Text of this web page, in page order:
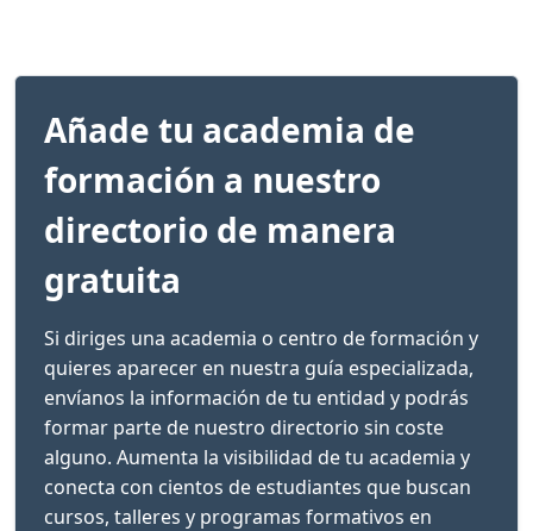
Añade tu academia de
formación a nuestro
directorio de manera
gratuita
Si diriges una academia o centro de formación y
quieres aparecer en nuestra guía especializada,
envíanos la información de tu entidad y podrás
formar parte de nuestro directorio sin coste
alguno. Aumenta la visibilidad de tu academia y
conecta con cientos de estudiantes que buscan
cursos, talleres y programas formativos en